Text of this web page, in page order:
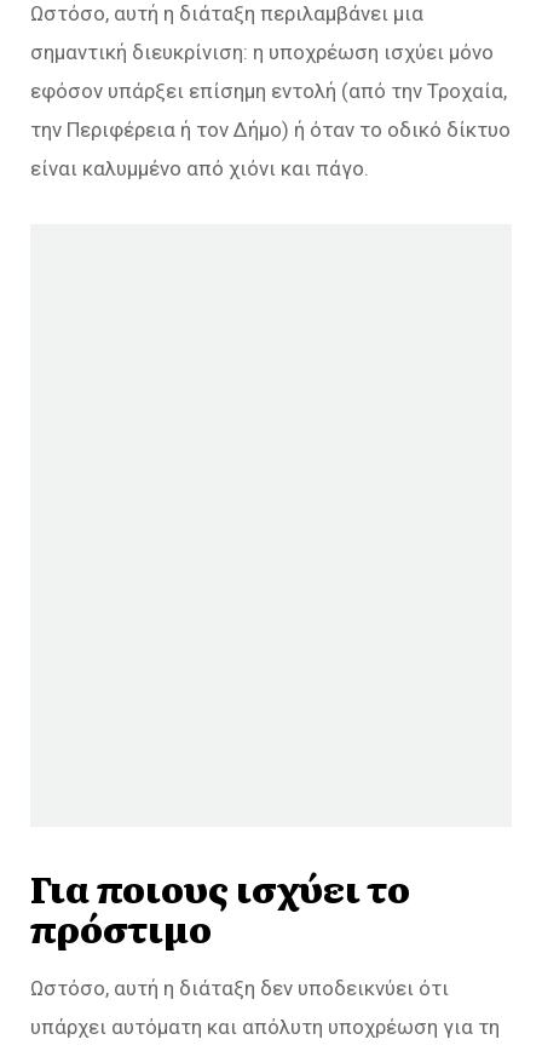
Ωστόσο, αυτή η διάταξη περιλαμβάνει μια
σημαντική διευκρίνιση: η υποχρέωση ισχύει μόνο
εφόσον υπάρξει επίσημη εντολή (από την Τροχαία,
την Περιφέρεια ή τον Δήμο) ή όταν το οδικό δίκτυο
είναι καλυμμένο από χιόνι και πάγο.
Για ποιους ισχύει το
πρόστιμο
Ωστόσο, αυτή η διάταξη δεν υποδεικνύει ότι
υπάρχει αυτόματη και απόλυτη υποχρέωση για τη